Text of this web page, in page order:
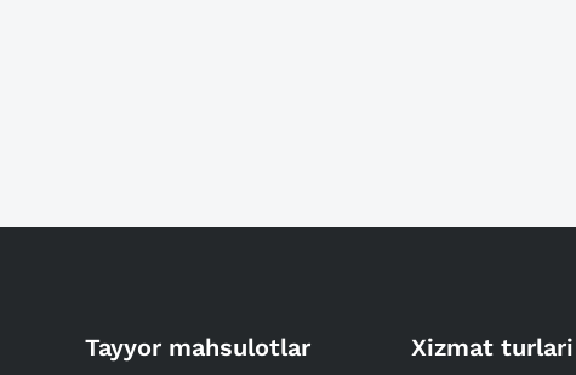
Tayyor mahsulotlar Xizmat turlari